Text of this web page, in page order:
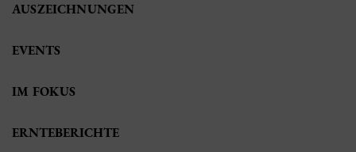
AUSZEICHNUNGEN
EVENTS
IM FOKUS
ERNTEBERICHTE